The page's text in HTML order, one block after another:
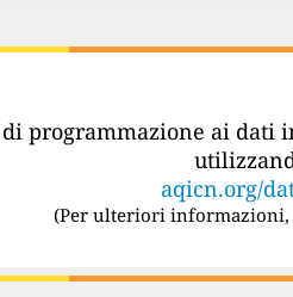
programmazione ai
aqicn.org/
(Per ulteriori informazioni,